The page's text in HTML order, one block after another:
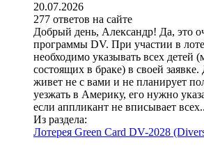
20.07.2026
277 ответов на сайте
Добрый день, Александр! Да, это
программы DV. При участии в
необходимо указывать всех детей
состоящих в браке) в своей
живет не с вами и не планирует
уезжать в Америку, его нужно
если аппликант не вписывает
Из раздела:
Лотерея Green Card DV-2028